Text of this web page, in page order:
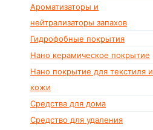
Ароматизаторы и
нейтрализаторы запахов
Гидрофобные покрытия
Нано керамическое покрытие
Нано покрытие для текстиля и
кожи
Средства для дома
Средство для удаления